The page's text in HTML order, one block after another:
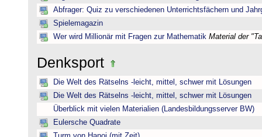
Abfrager: Quiz zu verschiedenen Unterrichtsfächern und
Spielemagazin
Wer wird Millionär mit Fragen zur Mathematik Material der
Denksport
Die Welt des Rätselns -leicht, mittel, schwer mit Lösungen
Die Welt des Rätselns -leicht, mittel, schwer mit Lösungen
Überblick mit vielen Materialien (Landesbildungsserver BW)
Eulersche Quadrate